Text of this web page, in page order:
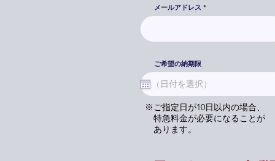
メールアドレス
ご希望の納期限
※ご指定日が10日以内の場合、
特急料金が必要になることが
あります。